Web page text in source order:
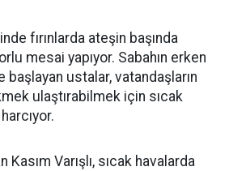
fırınlarda ateşin başında
mesai yapıyor. Sabahın erken
ustalar, vatandaşların
ulaştırabilmek için sıcak
Varışlı, sıcak havalarda